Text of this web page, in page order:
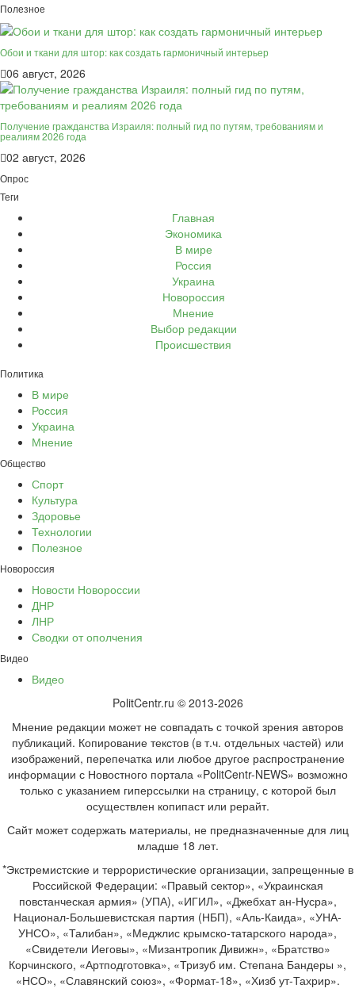
Полезное
Обои и ткани для штор: как создать гармоничный интерьер
06 август, 2026
Получение гражданства Израиля: полный гид по путям, требованиям и
реалиям 2026 года
02 август, 2026
Опрос
Теги
Главная
Экономика
В мире
Россия
Украина
Новороссия
Мнение
Выбор редакции
Происшествия
Политика
В мире
Россия
Украина
Мнение
Общество
Спорт
Культура
Здоровье
Технологии
Полезное
Новороссия
Новости Новороссии
ДНР
ЛНР
Сводки от ополчения
Видео
Видео
PolitCentr.ru © 2013-2026
Мнение редакции может не совпадать с точкой зрения авторов
публикаций. Копирование текстов (в т.ч. отдельных частей) или
изображений, перепечатка или любое другое распространение
информации с Новостного портала «PolitCentr-NEWS» возможно
только с указанием гиперссылки на страницу, с которой был
осуществлен копипаст или рерайт.
Сайт может содержать материалы, не предназначенные для лиц
младше 18 лет.
*Экстремистские и террористические организации, запрещенные в
Российской Федерации: «Правый сектор», «Украинская
повстанческая армия» (УПА), «ИГИЛ», «Джебхат ан-Нусра»,
Национал-Большевистская партия (НБП), «Аль-Каида», «УНА-
УНСО», «Талибан», «Меджлис крымско-татарского народа»,
«Свидетели Иеговы», «Мизантропик Дивижн», «Братство»
Корчинского, «Артподготовка», «Тризуб им. Степана Бандеры »,
«НСО», «Славянский союз», «Формат-18», «Хизб ут-Тахрир».